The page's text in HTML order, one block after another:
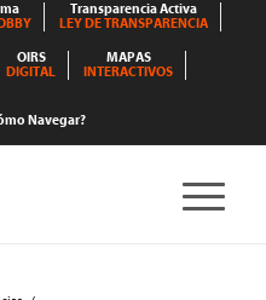
Transparencia Activa
LEY DE TRANSPARENCIA
OIRS
DIGITAL
MAPAS
INTERACTIVOS
Navegar?